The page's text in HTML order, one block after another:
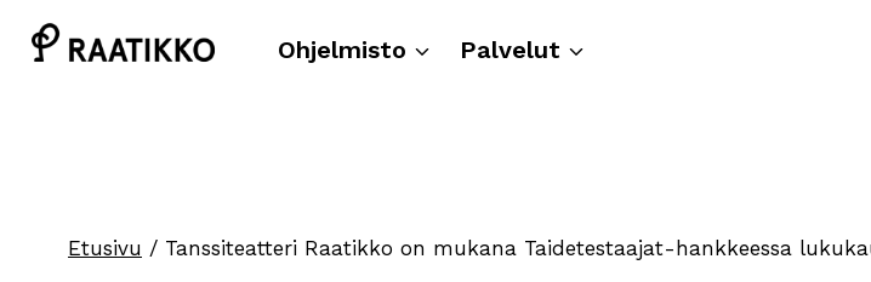
Siirry
sisältöön
Ohjelmisto Palvelut
Etusivu / Tanssiteatteri Raatikko on mukana Taidetestaajat-hankkeessa